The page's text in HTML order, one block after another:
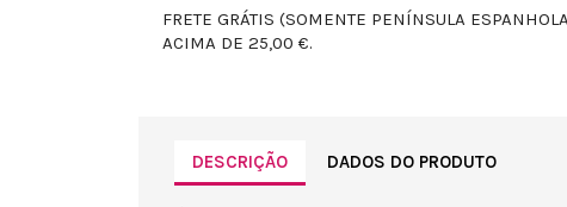
FRETE GRÁTIS (SOMENTE PENÍNSULA
ACIMA DE 25,00 €.
DESCRIÇÃO DADOS DO PRODUTO